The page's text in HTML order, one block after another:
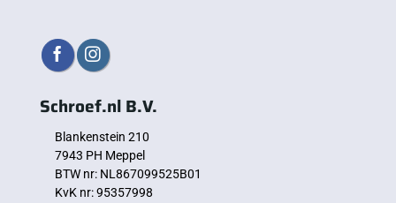
Schroef.nl B.V.
Blankenstein 210
7943 PH Meppel
BTW nr: NL867099525B01
KvK nr: 95357998